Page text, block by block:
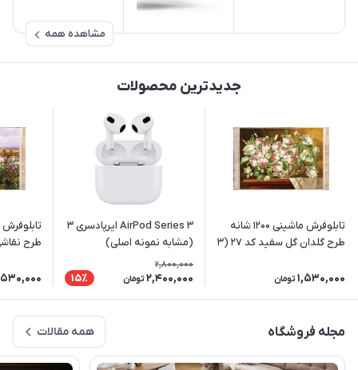
مشاهده همه
جدیدترین محصولات
تابلوفرش ماشینی 1200 شانه
طرح گلدان گل سفید کد 27 (3
1,530,000 تومان
AirPod Series 3 ایرپادسری 3
(مشابه نمونه اصلی)
2,800,000
2,400,000 تومان 15٪
طرح
مجله فروشگاه همه مقالات